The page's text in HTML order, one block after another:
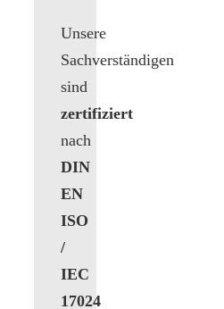
Unsere
Sachverständigen
sind
zertifiziert
nach
DIN
EN
ISO
/
IEC
17024